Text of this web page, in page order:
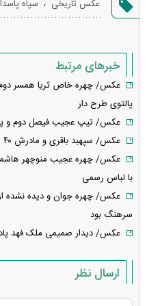
عکس تاریخی سپاه
خبرهای مرتبط
پالتوی طرح دار
عکس/ تیپ عجیب فیصل دوم و پادشاه اردن ۷۴
عکس/ سپهبد باقری و مادرش ۴۰ سال پیش بر مزار برادر شهیدش
با لباس رسمی
سرهنگ بود
عکس/ دیدار صمیمی ملک فهد پادشاه عربستان
ارسال نظر